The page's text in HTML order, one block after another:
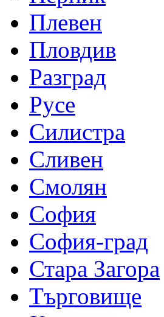
Плевен
Пловдив
Разград
Русе
Силистра
Сливен
Смолян
София
София-град
Стара Загора
Търговище